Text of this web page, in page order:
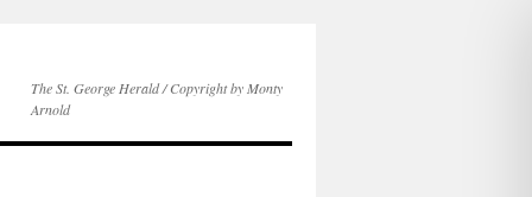
The St. George Herald / Copyright by Monty
Arnold